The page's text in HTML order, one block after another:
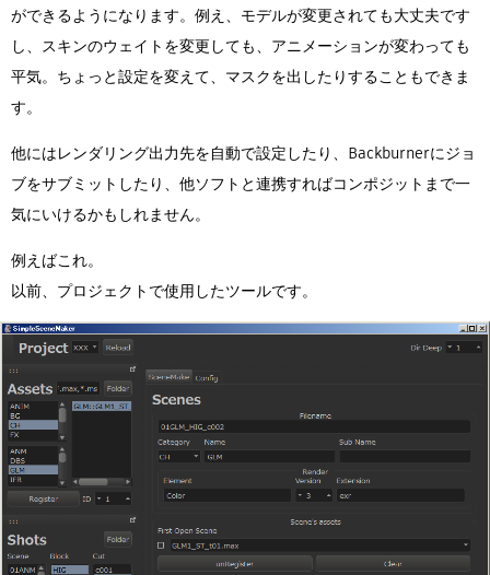
ができるようになります。例え、モデルが変更されても大丈夫です
し、スキンのウェイトを変更しても、アニメーションが変わっても
平気。ちょっと設定を変えて、マスクを出したりすることもできま
す。
他にはレンダリング出力先を自動で設定したり、Backburnerにジョ
ブをサブミットしたり、他ソフトと連携すればコンポジットまで一
気にいけるかもしれません。
例えばこれ。
以前、プロジェクトで使用したツールです。